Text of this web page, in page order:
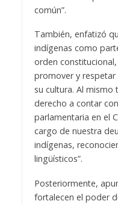
común”.
También, enfatizó
indígenas como
orden
promover y
su cultura. Al mismo
derecho a contar
parlamentaria en el
cargo de nuestra
indígenas,
lingüísticos”.
Posteriormente,
fortalecen el poder